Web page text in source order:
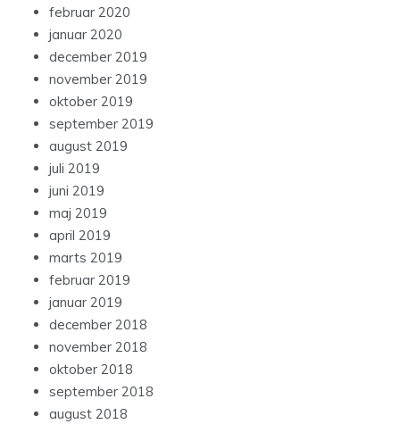
februar 2020
januar 2020
december 2019
november 2019
oktober 2019
september 2019
august 2019
juli 2019
juni 2019
maj 2019
april 2019
marts 2019
februar 2019
januar 2019
december 2018
november 2018
oktober 2018
september 2018
august 2018